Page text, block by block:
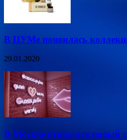
В ЦУМе появилась
29.01.2020
В Москве открылся новый